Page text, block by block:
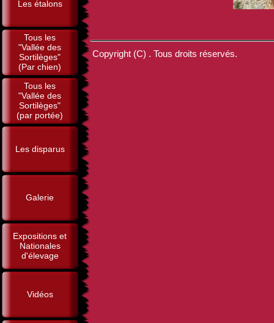
Les étalons
Tous les
"Vallée des
Sortilèges"
(Par chien)
Tous les
"Vallée des
Sortilèges"
(par portée)
Les disparus
Galerie
Expositions et
Nationales
d'élevage
Vidéos
Copyright (C) . Tous droits réservés.